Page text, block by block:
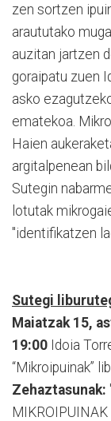
zen sortzen
araututako
auzitan jartzen
goraipatu zuen
asko
ematekoa.
Haien
argitalpenean
Sutegin
lotutak
"identifikatzen
Sutegi
Maiatzak 15,
19:00 Idoia
“Mikroipuinak”
Zehaztasunak: